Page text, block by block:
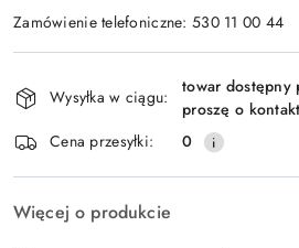
Zamówienie telefoniczne: 530 11 00 44
Wyślij
Dostępność
i
dostawa
Wysyłka w ciągu:
towar dostępny
proszę o kontakt
Cena przesyłki:
0
Więcej o produkcie